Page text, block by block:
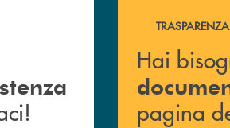
Contattaci! Hai bisogno
TRASPARENZA
Hai
pagina